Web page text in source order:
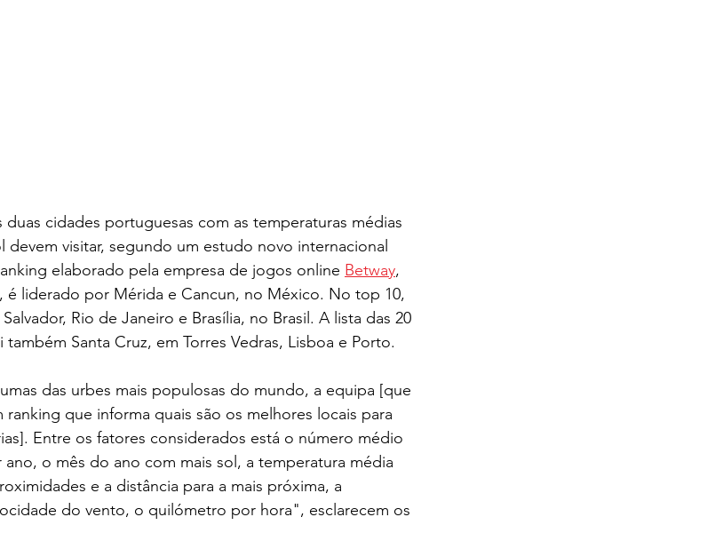
duas cidades portuguesas com as temperaturas médias
devem visitar, segundo um estudo novo internacional
elaborado pela empresa de jogos online Betway,
é liderado por Mérida e Cancun, no México. No top 10,
Rio de Janeiro e Brasília, no Brasil. A lista das 20
Santa Cruz, em Torres Vedras, Lisboa e Porto.
das urbes mais populosas do mundo, a equipa [que
que informa quais são os melhores locais para
Entre os fatores considerados está o número médio
o mês do ano com mais sol, a temperatura média
e a distância para a mais próxima, a
do vento, o quilómetro por hora", esclarecem os